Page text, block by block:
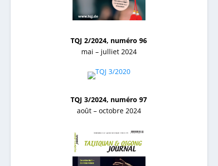
TQJ 2/2024, numéro 96
mai – julliet 2024
TQJ 3/2024, numéro 97
août – octobre 2024